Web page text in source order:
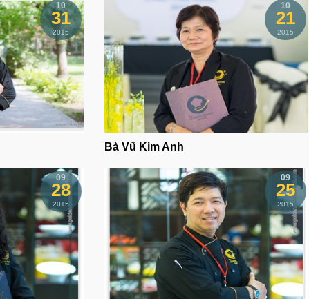
10
31
2015
10
21
2015
Bà Vũ Kim Anh
09
28
2015
09
25
2015